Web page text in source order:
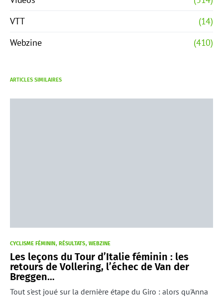
VTT
(14)
Webzine
(410)
ARTICLES SIMILAIRES
CYCLISME FÉMININ RÉSULTATS WEBZINE
Les leçons du Tour d’Italie féminin : les
retours de Vollering, l’échec de Van der
Breggen…
Tout s'est joué sur la dernière étape du Giro : alors qu'Anna